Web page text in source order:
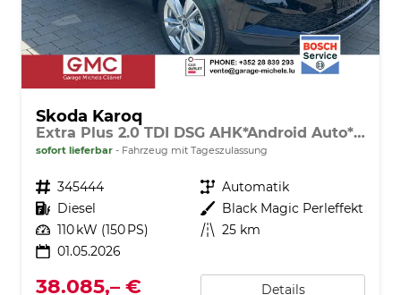
Skoda Karoq
Extra Plus 2.0 TDI DSG AHK*Android Auto*Matrix*E-Heck*SHZ*ACC*Keyless*Kamera*17" LM* 2Z Klimaauto*SUNSET
sofort lieferbar Fahrzeug mit Tageszulassung
Fahrzeugnr. 345444 Getriebe Automatik
Kraftstoff Diesel Außenfarbe Black Magic Perleffekt
Leistung 110 kW (150 PS) Kilometerstand 25 km
01.05.2026
38.085,– € Details